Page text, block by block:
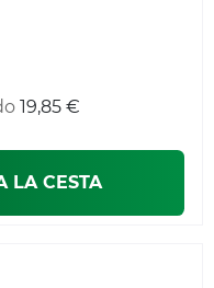
19,85 €
LA CESTA